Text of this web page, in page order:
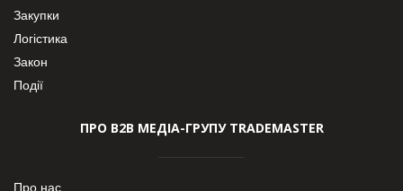
Закупки
Логістика
Закон
Події
ПРО В2В МЕДІА-ГРУПУ TRADEMASTER
Про нас